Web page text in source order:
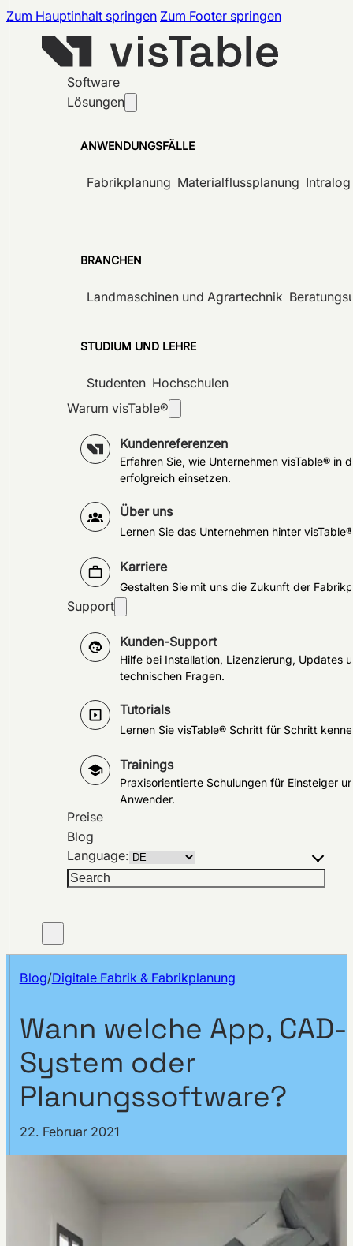
Zum Hauptinhalt springen Zum Footer springen
Software
Lösungen
ANWENDUNGSFÄLLE
Fabrikplanung Materialflussplanung
BRANCHEN
Landmaschinen und Agrartechnik
STUDIUM UND LEHRE
Studenten Hochschulen
Warum visTable®
Kundenreferenzen
Erfahren Sie, wie Unternehmen visTable® in
erfolgreich einsetzen.
Über uns
Lernen Sie das Unternehmen hinter
Karriere
Gestalten Sie mit uns die Zukunft der
Support
Kunden-Support
Hilfe bei Installation, Lizenzierung, Updates
technischen Fragen.
Tutorials
Lernen Sie visTable® Schritt für Schritt
Trainings
Praxisorientierte Schulungen für Einsteiger
Anwender.
Preise
Blog
Language:
Suchen
Blog/Digitale Fabrik & Fabrikplanung
Wann welche App, CAD-
System oder
Planungssoftware?
22. Februar 2021